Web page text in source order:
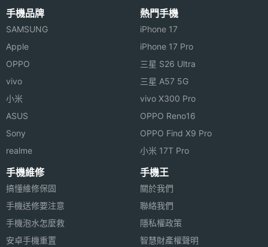
手機品牌
SAMSUNG
Apple
OPPO
vivo
小米
ASUS
Sony
realme
熱門手機
iPhone 17
iPhone 17 Pro
三星 S26 Ultra
三星 A57 5G
vivo X300 Pro
OPPO Reno16
OPPO Find X9 Pro
小米 17T Pro
手機維修
搞懂維修保固
手機送修要注意
手機泡水怎麼救
安卓手機重置
手機王
關於我們
聯絡我們
隱私權政策
智慧財產權聲明